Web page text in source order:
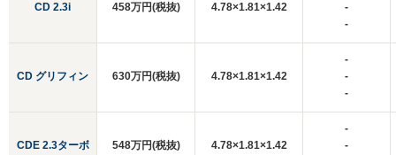
CD 2.3i
CD グリフィン
CDE 2.3ターボ
458万円(税抜) 4.78×1.81×1.42
-
-
630万円(税抜) 4.78×1.81×1.42
-
-
-
548万円(税抜) 4.78×1.81×1.42
-
-